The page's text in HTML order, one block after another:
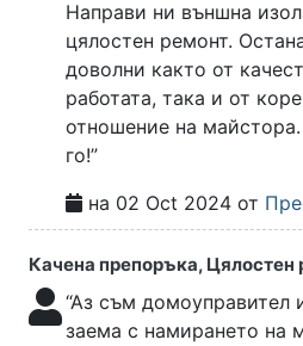
Направи ни външна
цялостен ремонт.
доволни както от
работата, така и от
отношение на
го!”
на 02 Oct 2024 от
Качена препоръка, Цялостен
“Аз съм домоуправител
заема с намирането на